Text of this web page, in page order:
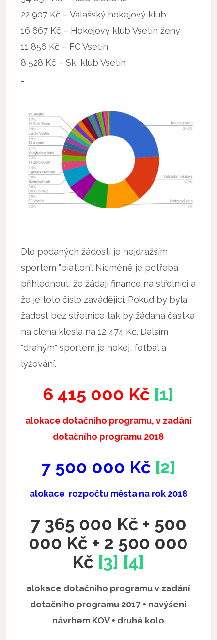
22 907 Kč – Valašský hokejový klub
16 667 Kč – Hokejový klub Vsetín ženy
11 856 Kč – FC Vsetín
8 528 Kč – Ski klub Vsetín
…
Dle podaných žádostí je nejdražším
sportem "biatlon". Nicméně je potřeba
přihlédnout, že žádají finance na střelnici a
že je toto číslo zavádějicí. Pokud by byla
žádost bez střelnice tak by žádaná částka
na člena klesla na 12 474 Kč. Dalším
"drahým" sportem je hokej, fotbal a
lyžování.
6 415 000 Kč [1]
alokace dotačního programu, v zadání
dotačního programu 2018
7 500 000 Kč [2]
alokace rozpočtu města na rok 2018
7 365 000 Kč + 500
000 Kč + 2 500 000
Kč [3] [4]
alokace dotačního programu v zadání
dotačního programu 2017 + navýšení
návrhem KOV + druhé kolo